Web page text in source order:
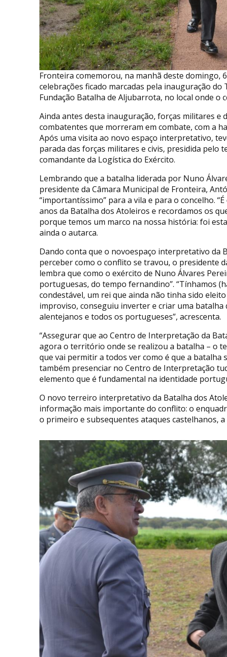
Fronteira comemorou, na manhã deste domingo,
celebrações ficado marcadas pela inauguração
Fundação Batalha de Aljubarrota, no local onde o
Ainda antes desta inauguração, forças militares e
combatentes que morreram em combate, com a
Após uma visita ao novo espaço interpretativo,
parada das forças militares e civis, presidida pelo
comandante da Logística do Exército.
Lembrando que a batalha liderada por Nuno
presidente da Câmara Municipal de Fronteira,
“importantíssimo” para a vila e para o concelho.
anos da Batalha dos Atoleiros e recordamos os
porque temos um marco na nossa história: foi
ainda o autarca.
Dando conta que o novoespaço interpretativo da
perceber como o conflito se travou, o presidente
lembra que como o exército de Nuno Álvares
portuguesas, do tempo fernandino”. “Tínhamos
condestável, um rei que ainda não tinha sido
improviso, conseguiu inverter e criar uma
alentejanos e todos os portugueses”, acrescenta.
“Assegurar que ao Centro de Interpretação da
agora o território onde se realizou a batalha – o
que vai permitir a todos ver como é que a batalha
também presenciar no Centro de Interpretação
elemento que é fundamental na identidade
O novo terreiro interpretativo da Batalha dos
informação mais importante do conflito: o
o primeiro e subsequentes ataques castelhanos,